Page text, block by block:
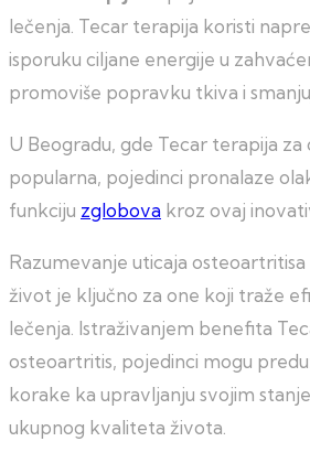
lečenja. Tecar terapija koristi
isporuku ciljane energije u
promoviše popravku tkiva i
U Beogradu, gde Tecar terapija
popularna, pojedinci pronalaze
funkciju zglobova kroz ovaj
Razumevanje uticaja
život je ključno za one koji traže
lečenja. Istraživanjem benefita
osteoartritis, pojedinci mogu
korake ka upravljanju svojim
ukupnog kvaliteta života.